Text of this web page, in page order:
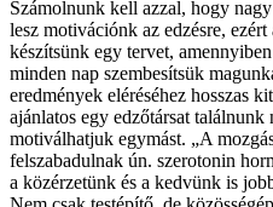
Számolnunk kell azzal, hogy
lesz motivációnk az edzésre,
készítsünk egy tervet,
minden nap szembesítsük
eredmények eléréséhez hosszas
ajánlatos egy edzőtársat
motiválhatjuk egymást. „A
felszabadulnak ún. szerotonin
a közérzetünk és a kedvünk is